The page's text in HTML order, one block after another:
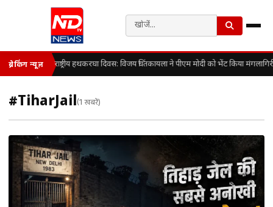
ब्रेकिंग न्यूज़ राष्ट्रीय हथकरघा दिवस: विजय चिंतकायला ने पीएम मोदी को भेंट किया
#TiharJail(1 खबरें)